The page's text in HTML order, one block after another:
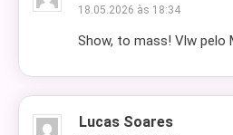
18.05.2026 às 18:34
Show, to mass! Vlw pelo
Lucas Soares